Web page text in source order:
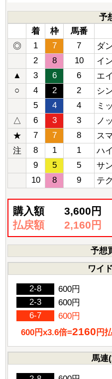
予
着
枠 馬番
◎
1 7 7
ダ
2
8 10
イ
▲
3 6 6
エ
○
4 2 2
シ
5
4 4
ミ
△
6 3 3
ノ
★
7 7 8
ス
注
8 1 1
ハ
9
5 5
サ
10
8 9 テ
購入額
3,600円
払戻額
2,160円
予想
ワイ
2-8
600円
2-3
600円
6-7
600円
600円x3.6倍=2160 円
馬連